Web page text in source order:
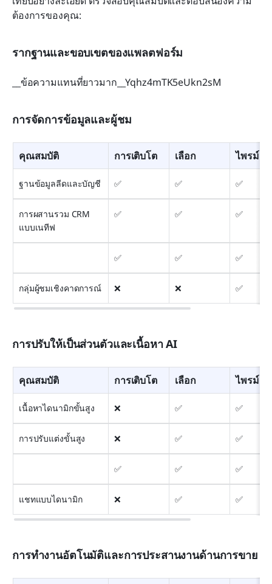
ต้องการของคุณ:
รากฐานและขอบเขตของแพลตฟอร์ม
__ข้อความแทนที่ยาวมาก__Yqhz4mTK5eUkn2sM
การจัดการข้อมูลและผู้ชม
คุณสมบัติ การเติบโต เลือก ไพรม์
ฐานข้อมูลลีดและบัญชี ✅ ✅ ✅
การผสานรวม CRM
แบบเนทีฟ
✅ ✅ ✅
✅ ✅ ✅
กลุ่มผู้ชมเชิงคาดการณ์ ❌ ❌ ✅
การปรับให้เป็นส่วนตัวและเนื้อหา AI
คุณสมบัติ การเติบโต เลือก ไพรม์
เนื้อหาไดนามิกขั้นสูง ❌ ✅ ✅
การปรับแต่งขั้นสูง ❌ ✅ ✅
✅ ✅ ✅
แชทแบบไดนามิก ❌ ✅ ✅
การทำงานอัตโนมัติและการประสานงานด้านการขาย